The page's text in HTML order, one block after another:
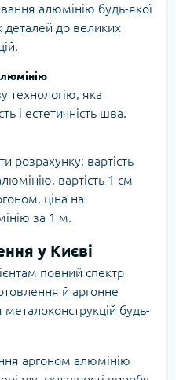
алюмінію будь-якої
деталей до великих
технологію, яка
і естетичність шва.
розрахунку: вартість
вартість 1 см
ціна на
за 1 м.
у Києві
повний спектр
й аргонне
будь-
аргоном алюмінію